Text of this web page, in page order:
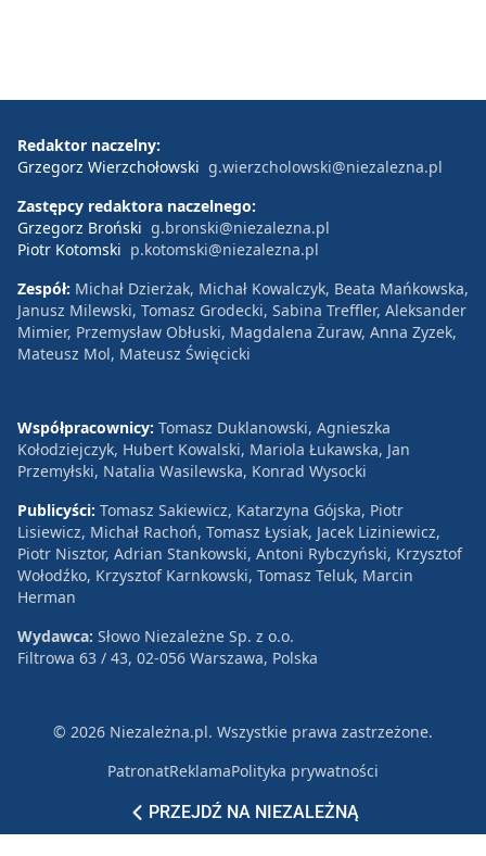
PRZEJDŹ NA NIEZALEŻNĄ
Redaktor naczelny:
Grzegorz Wierzchołowski g.wierzcholowski@niezalezna.pl
Zastępcy redaktora naczelnego:
Grzegorz Broński g.bronski@niezalezna.pl
Piotr Kotomski p.kotomski@niezalezna.pl
Zespół: Michał Dzierżak, Michał Kowalczyk, Beata Mańkowska,
Janusz Milewski, Tomasz Grodecki, Sabina Treffler, Aleksander
Mimier, Przemysław Obłuski, Magdalena Żuraw, Anna Zyzek,
Mateusz Mol, Mateusz Święcicki
Współpracownicy: Tomasz Duklanowski, Agnieszka
Kołodziejczyk, Hubert Kowalski, Mariola Łukawska, Jan
Przemyłski, Natalia Wasilewska, Konrad Wysocki
Publicyści: Tomasz Sakiewicz, Katarzyna Gójska, Piotr
Lisiewicz, Michał Rachoń, Tomasz Łysiak, Jacek Liziniewicz,
Piotr Nisztor, Adrian Stankowski, Antoni Rybczyński, Krzysztof
Wołodźko, Krzysztof Karnkowski, Tomasz Teluk, Marcin
Herman
Wydawca: Słowo Niezależne Sp. z o.o.
Filtrowa 63 / 43, 02-056 Warszawa, Polska
© 2026 Niezależna.pl. Wszystkie prawa zastrzeżone.
PatronatReklamaPolityka prywatności